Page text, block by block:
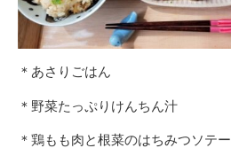
＊あさりごはん
＊野菜たっぷりけんちん汁
＊鶏もも肉と根菜のはちみつソテー